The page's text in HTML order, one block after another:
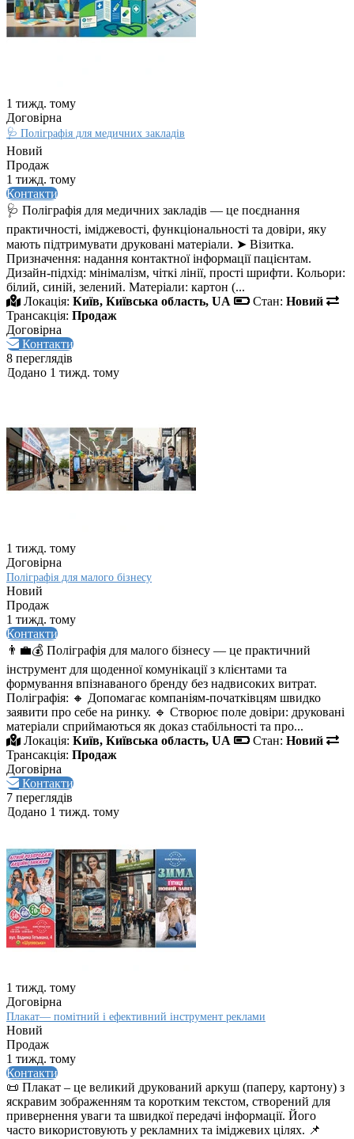
1 тижд. тому
Договірна
🩺 Поліграфія для медичних закладів
Новий
Продаж
1 тижд. тому
Контакти
🩺 Поліграфія для медичних закладів — це поєднання
практичності, іміджевості, функціональності та довіри, яку
мають підтримувати друковані матеріали. ➤ Візитка.
Призначення: надання контактної інформації пацієнтам.
Дизайн‑підхід: мінімалізм, чіткі лінії, прості шрифти. Кольори:
білий, синій, зелений. Матеріали: картон (...
Локація: Київ, Київська область, UA Стан: Новий
Трансакція: Продаж
Договірна
Контакти
8 переглядів
Додано 1 тижд. тому
1 тижд. тому
Договірна
Поліграфія для малого бізнесу
Новий
Продаж
1 тижд. тому
Контакти
👨‍💼💰 Поліграфія для малого бізнесу — це практичний
інструмент для щоденної комунікації з клієнтами та
формування впізнаваного бренду без надвисоких витрат.
Поліграфія: 🔸 Допомагає компаніям-початківцям швидко
заявити про себе на ринку. 🔹 Створює поле довіри: друковані
матеріали сприймаються як доказ стабільності та про...
Локація: Київ, Київська область, UA Стан: Новий
Трансакція: Продаж
Договірна
Контакти
7 переглядів
Додано 1 тижд. тому
1 тижд. тому
Договірна
Плакат— помітний і ефективний інструмент реклами
Новий
Продаж
1 тижд. тому
Контакти
📜 Плакат – це великий друкований аркуш (паперу, картону) з
яскравим зображенням та коротким текстом, створений для
привернення уваги та швидкої передачі інформації. Його
часто використовують у рекламних та іміджевих цілях. 📌